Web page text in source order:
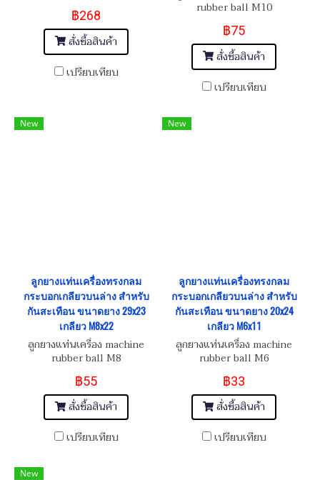
฿268
สั่งซื้อสินค้า
เปรียบเทียบ
rubber ball M10
฿75
สั่งซื้อสินค้า
เปรียบเทียบ
New
ลูกยางแท่นเครื่องทรงกลม
กระบอกเกลียวบนล่าง สำหรับ
กันสะเทือน ขนาดยาง 29x23
เกลียว M8x22
ลูกยางแท่นเครื่อง machine
rubber ball M8
฿55
สั่งซื้อสินค้า
เปรียบเทียบ
New
ลูกยางแท่นเครื่องทรงกลม
กระบอกเกลียวบนล่าง สำหรับ
กันสะเทือน ขนาดยาง 20x24
เกลียว M6x11
ลูกยางแท่นเครื่อง machine
rubber ball M6
฿33
สั่งซื้อสินค้า
เปรียบเทียบ
New